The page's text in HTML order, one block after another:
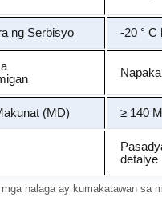
halaga ay kumakatawan sa
ng Serbisyo -20 ° C
(MD) ≥ 140
detalye